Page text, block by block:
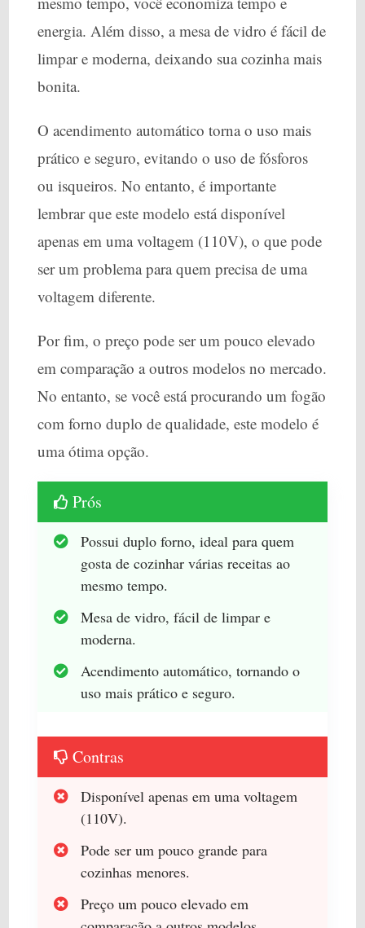
energia. Além disso, a mesa de vidro é fácil de
limpar e moderna, deixando sua cozinha mais
bonita.
O acendimento automático torna o uso mais
prático e seguro, evitando o uso de fósforos
ou isqueiros. No entanto, é importante
lembrar que este modelo está disponível
apenas em uma voltagem (110V), o que pode
ser um problema para quem precisa de uma
voltagem diferente.
Por fim, o preço pode ser um pouco elevado
em comparação a outros modelos no mercado.
No entanto, se você está procurando um fogão
com forno duplo de qualidade, este modelo é
uma ótima opção.
Prós
Possui duplo forno, ideal para quem
gosta de cozinhar várias receitas ao
mesmo tempo.
Mesa de vidro, fácil de limpar e
moderna.
Acendimento automático, tornando o
uso mais prático e seguro.
Contras
Disponível apenas em uma voltagem
(110V).
Pode ser um pouco grande para
cozinhas menores.
Preço um pouco elevado em